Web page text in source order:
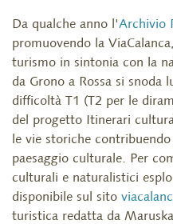
Da qualche anno l'Archivio
promuovendo la
turismo in sintonia con la
da Grono a Rossa si snoda
difficoltà T1 (T2 per le
del progetto Itinerari
le vie storiche
paesaggio culturale. Per
culturali e naturalistici
disponibile sul sito
turistica redatta da